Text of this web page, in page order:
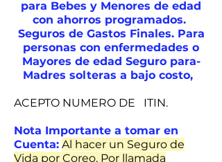
para Bebes y Menores de edad
con ahorros programados.
Seguros de Gastos Finales. Para
personas con enfermedades o
Mayores de edad Seguro para-
Madres solteras a bajo costo,
ACEPTO NUMERO DE ITIN.
Nota Importante a tomar en
Cuenta: Al hacer un Seguro de
Vida por Coreo, Por llamada